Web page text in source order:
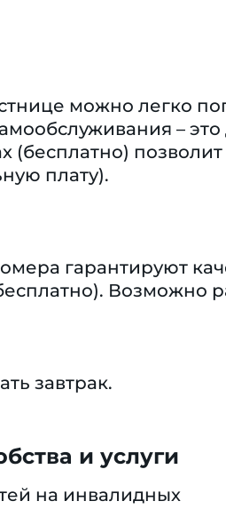
можно легко
–
(бесплатно) позволит
плату).
гарантируют
Возможно
завтрак.
и услуги
на инвалидных